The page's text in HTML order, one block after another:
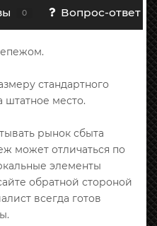
0 Вопрос-ответ 0
стандартного
штатное место.
рынок сбыта
может отличаться по
элементы
обратной стороной
всегда готов